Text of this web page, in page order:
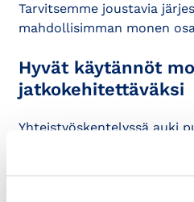
Tarvitsemme joustavia
mahdollisimman monen
Hyvät käytännöt
jatkokehitettäväksi
Yhteistyöskentelyssä auki
ongelmaa sekä